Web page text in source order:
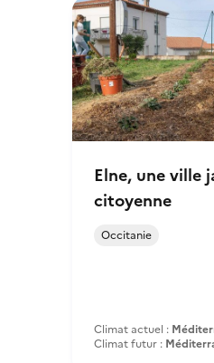
Elne, une ville
citoyenne
Occitanie
Climat actuel :
Climat futur :